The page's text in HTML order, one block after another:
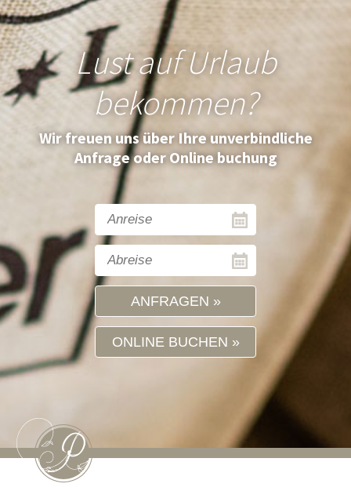
Lust auf Urlaub
bekommen?
Wir freuen uns über Ihre unverbindliche
Anfrage oder Online buchung
ANFRAGEN
ONLINE BUCHEN